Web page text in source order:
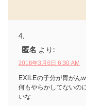
匿名 より:
2018年3月6日 6:30 AM
EXILEの子分が胃がん
何もやらかしてないの
いな